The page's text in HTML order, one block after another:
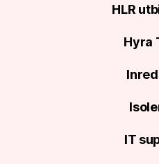
HLR
Hyra
IT